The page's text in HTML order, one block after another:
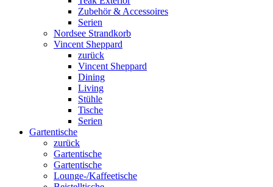
Zubehör & Accessoires
Serien
Nordsee Strandkorb
Vincent Sheppard
zurück
Vincent Sheppard
Dining
Living
Stühle
Tische
Serien
Gartentische
zurück
Gartentische
Gartentische
Lounge-/Kaffeetische